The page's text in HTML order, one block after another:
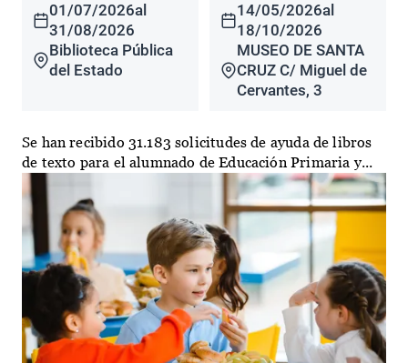
01/07/2026al
31/08/2026
Biblioteca Pública
del Estado
14/05/2026al
18/10/2026
MUSEO DE SANTA
CRUZ C/ Miguel de
Cervantes, 3
Se han recibido 31.183 solicitudes de ayuda de libros
de texto para el alumnado de Educación Primaria y...